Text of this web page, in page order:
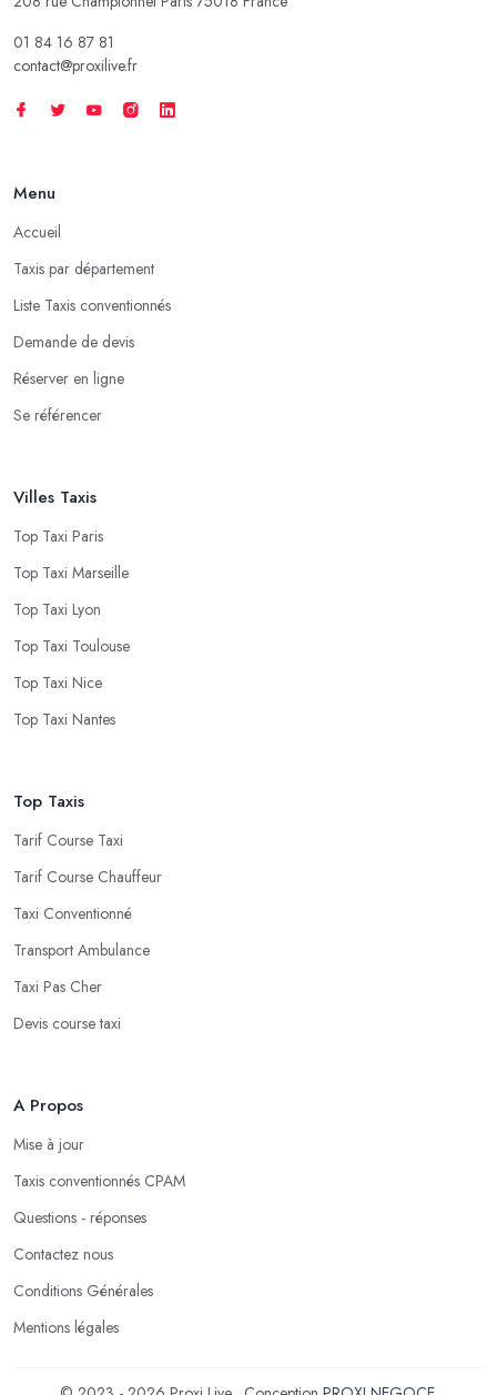
01 84 16 87 81
contact@proxilive.fr
Menu
Accueil
Taxis par département
Liste Taxis conventionnés
Demande de devis
Réserver en ligne
Se référencer
Villes Taxis
Top Taxi Paris
Top Taxi Marseille
Top Taxi Lyon
Top Taxi Toulouse
Top Taxi Nice
Top Taxi Nantes
Top Taxis
Tarif Course Taxi
Tarif Course Chauffeur
Taxi Conventionné
Transport Ambulance
Taxi Pas Cher
Devis course taxi
A Propos
Mise à jour
Taxis conventionnés CPAM
Questions - réponses
Contactez nous
Conditions Générales
Mentions légales